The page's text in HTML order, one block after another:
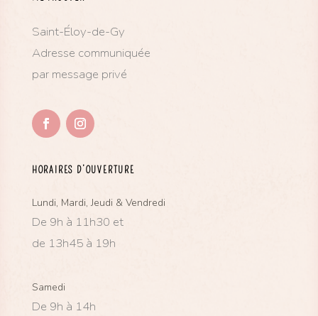
Saint-Éloy-de-Gy
Adresse communiquée
par message privé
HORAIRES D’OUVERTURE
Lundi, Mardi, Jeudi & Vendredi
De 9h à 11h30 et
de 13h45 à 19h
Samedi
De 9h à 14h